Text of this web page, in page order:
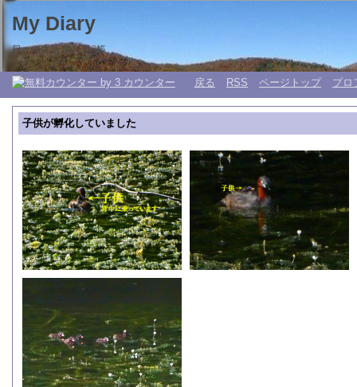
My Diary
日々の生活 My 日記帳。
戻る RSS ページトップ プロ
子供が孵化していました